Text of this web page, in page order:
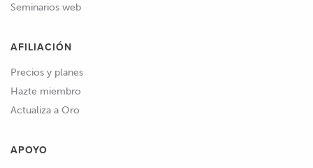
Seminarios web
AFILIACIÓN
Precios y planes
Hazte miembro
Actualiza a Oro
APOYO